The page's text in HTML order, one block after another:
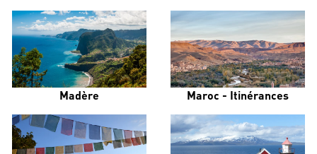
Madère Maroc - Itinérances